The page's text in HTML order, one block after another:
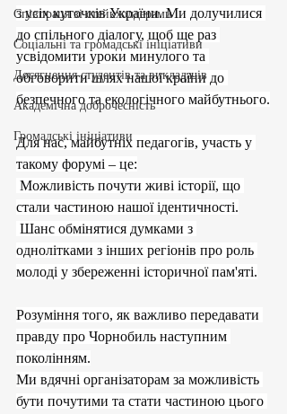
Співпраця зі стейкхолдерами
Соціальні та громадські ініціативи
Досягнення студентів та викладачів
Академічна доброчесність
Громадські ініціативи
з усіх куточків України. Ми долучилися
до спільного діалогу, щоб ще раз
усвідомити уроки минулого та
обговорити шлях нашої країни до
безпечного та екологічного майбутнього.
Для нас, майбутніх педагогів, участь у
такому форумі – це:
Можливість почути живі історії, що
стали частиною нашої ідентичності.
Шанс обмінятися думками з
однолітками з інших регіонів про роль
молоді у збереженні історичної пам'яті.
Розуміння того, як важливо передавати
правду про Чорнобиль наступним
поколінням.
Ми вдячні організаторам за можливість
бути почутими та стати частиною цього